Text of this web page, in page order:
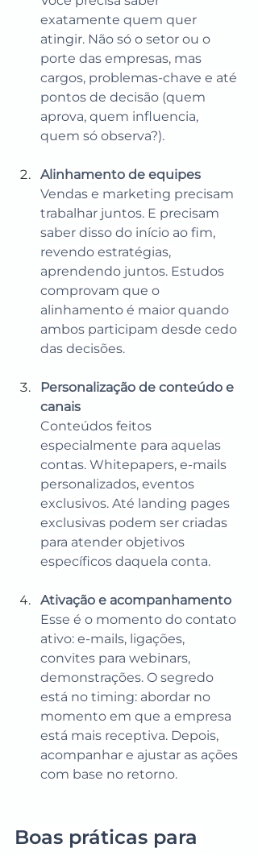
exatamente quem quer
atingir. Não só o setor ou o
porte das empresas, mas
cargos, problemas-chave e até
pontos de decisão (quem
aprova, quem influencia,
quem só observa?).
Alinhamento de equipes
Vendas e marketing precisam
trabalhar juntos. E precisam
saber disso do início ao fim,
revendo estratégias,
aprendendo juntos. Estudos
comprovam que o
alinhamento é maior quando
ambos participam desde cedo
das decisões.
Personalização de conteúdo e
canais
Conteúdos feitos
especialmente para aquelas
contas. Whitepapers, e-mails
personalizados, eventos
exclusivos. Até landing pages
exclusivas podem ser criadas
para atender objetivos
específicos daquela conta.
Ativação e acompanhamento
Esse é o momento do contato
ativo: e-mails, ligações,
convites para webinars,
demonstrações. O segredo
está no timing: abordar no
momento em que a empresa
está mais receptiva. Depois,
acompanhar e ajustar as ações
com base no retorno.
Boas práticas para